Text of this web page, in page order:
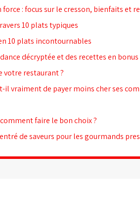
: focus sur le cresson, bienfaits et
10 plats typiques
10 plats incontournables
décryptée et des recettes en bonus
votre restaurant ?
il vraiment de payer moins cher ses
faire le bon choix ?
de saveurs pour les gourmands